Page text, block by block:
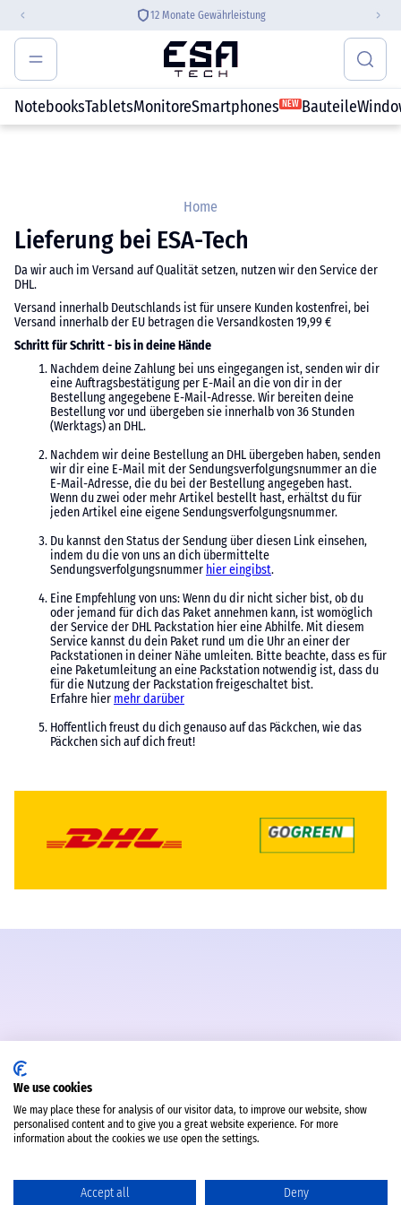
12 Monate Gewährleistung
NotebooksTabletsMonitoreSmartphones NEW Bauteile
Home
Lieferung bei ESA-Tech
Da wir auch im Versand auf Qualität setzen, nutzen wir den Service der
DHL.
Versand innerhalb Deutschlands ist für unsere Kunden kostenfrei, bei
Versand innerhalb der EU betragen die Versandkosten 19,99 €
Schritt für Schritt - bis in deine Hände
Nachdem deine Zahlung bei uns eingegangen ist, senden wir dir
eine Auftragsbestätigung per E-Mail an die von dir in der
Bestellung angegebene E-Mail-Adresse. Wir bereiten deine
Bestellung vor und übergeben sie innerhalb von 36 Stunden
(Werktags) an DHL.
Nachdem wir deine Bestellung an DHL übergeben haben, senden
wir dir eine E-Mail mit der Sendungsverfolgungsnummer an die
E-Mail-Adresse, die du bei der Bestellung angegeben hast.
Wenn du zwei oder mehr Artikel bestellt hast, erhältst du für
jeden Artikel eine eigene Sendungsverfolgungsnummer.
Du kannst den Status der Sendung über diesen Link einsehen,
indem du die von uns an dich übermittelte
Sendungsverfolgungsnummer hier eingibst.
Eine Empfehlung von uns: Wenn du dir nicht sicher bist, ob du
oder jemand für dich das Paket annehmen kann, ist womöglich
der Service der DHL Packstation hier eine Abhilfe. Mit diesem
Service kannst du dein Paket rund um die Uhr an einer der
Packstationen in deiner Nähe umleiten. Bitte beachte, dass es für
eine Paketumleitung an eine Packstation notwendig ist, dass du
für die Nutzung der Packstation freigeschaltet bist.
Erfahre hier mehr darüber
Hoffentlich freust du dich genauso auf das Päckchen, wie das
Päckchen sich auf dich freut!
We use cookies
We may place these for analysis of our visitor data, to improve our website, show
personalised content and to give you a great website experience. For more
information about the cookies we use open the settings.
Accept all Deny